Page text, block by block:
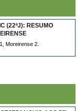
(22ªJ): RESUMO
Moreirense 2.